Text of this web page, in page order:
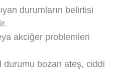
durumların belirtisi
akciğer problemleri
bozan ateş, ciddi